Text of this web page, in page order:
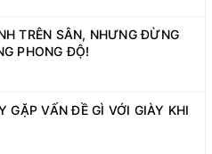
TRÊN SÂN, NHƯNG ĐỪNG
PHONG ĐỘ!
GẶP VẤN ĐỀ GÌ VỚI GIÀY KHI